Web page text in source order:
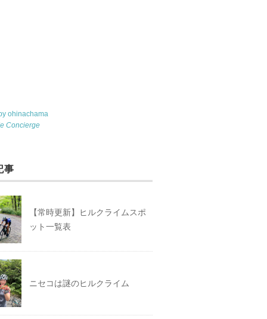
ohinachama
Concierge
事
【常時更新】ヒルクライムスポ
ット一覧表
ニセコは謎のヒルクライム